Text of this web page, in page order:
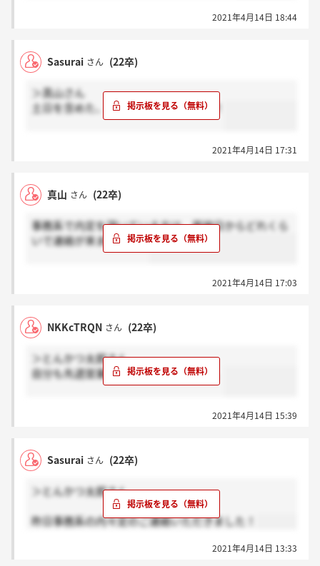
2021年4月14日 18:44
Sasurai さん (22卒)
＞真山さん
土日を含めた、一週間以内にきました！
2021年4月14日 17:31
真山 さん (22卒)
事務系で内定を頂いている方は、面接日からどれくら
いで連絡が来ましたか？
2021年4月14日 17:03
NKKcTRQN さん (22卒)
＞とんかつ太郎さん
自分も先週営業で内定いただきました。
2021年4月14日 15:39
Sasurai さん (22卒)
＞とんかつ太郎さん
昨日事務系の内々定のご連絡いただきました！
2021年4月14日 13:33